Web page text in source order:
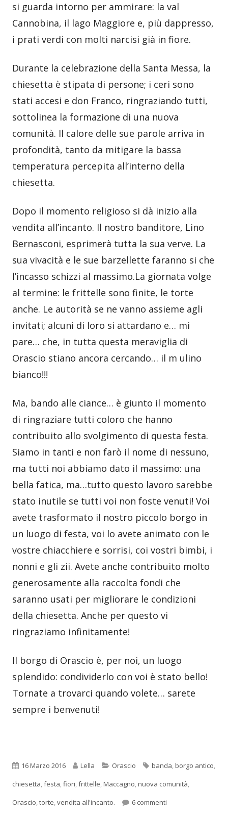
si guarda intorno per ammirare: la val
Cannobina, il lago Maggiore e, più dappresso,
i prati verdi con molti narcisi già in fiore.
Durante la celebrazione della Santa Messa, la
chiesetta è stipata di persone; i ceri sono
stati accesi e don Franco, ringraziando tutti,
sottolinea la formazione di una nuova
comunità. Il calore delle sue parole arriva in
profondità, tanto da mitigare la bassa
temperatura percepita all’interno della
chiesetta.
Dopo il momento religioso si dà inizio alla
vendita all’incanto. Il nostro banditore, Lino
Bernasconi, esprimerà tutta la sua verve. La
sua vivacità e le sue barzellette faranno si che
l’incasso schizzi al massimo.La giornata volge
al termine: le frittelle sono finite, le torte
anche. Le autorità se ne vanno assieme agli
invitati; alcuni di loro si attardano e… mi
pare… che, in tutta questa meraviglia di
Orascio stiano ancora cercando… il m ulino
bianco!!!
Ma, bando alle ciance… è giunto il momento
di ringraziare tutti coloro che hanno
contribuito allo svolgimento di questa festa.
Siamo in tanti e non farò il nome di nessuno,
ma tutti noi abbiamo dato il massimo: una
bella fatica, ma…tutto questo lavoro sarebbe
stato inutile se tutti voi non foste venuti! Voi
avete trasformato il nostro piccolo borgo in
un luogo di festa, voi lo avete animato con le
vostre chiacchiere e sorrisi, coi vostri bimbi, i
nonni e gli zii. Avete anche contribuito molto
generosamente alla raccolta fondi che
saranno usati per migliorare le condizioni
della chiesetta. Anche per questo vi
ringraziamo infinitamente!
Il borgo di Orascio è, per noi, un luogo
splendido: condividerlo con voi è stato bello!
Tornate a trovarci quando volete… sarete
sempre i benvenuti!
Pubblicato
16 Marzo 2016 Autore
Lella Categorie
Orascio Tag
banda,borgo antico,
chiesetta,festa,fiori,frittelle,Maccagno,nuova comunità,
Orascio,torte,vendita all'incanto. 6 commenti